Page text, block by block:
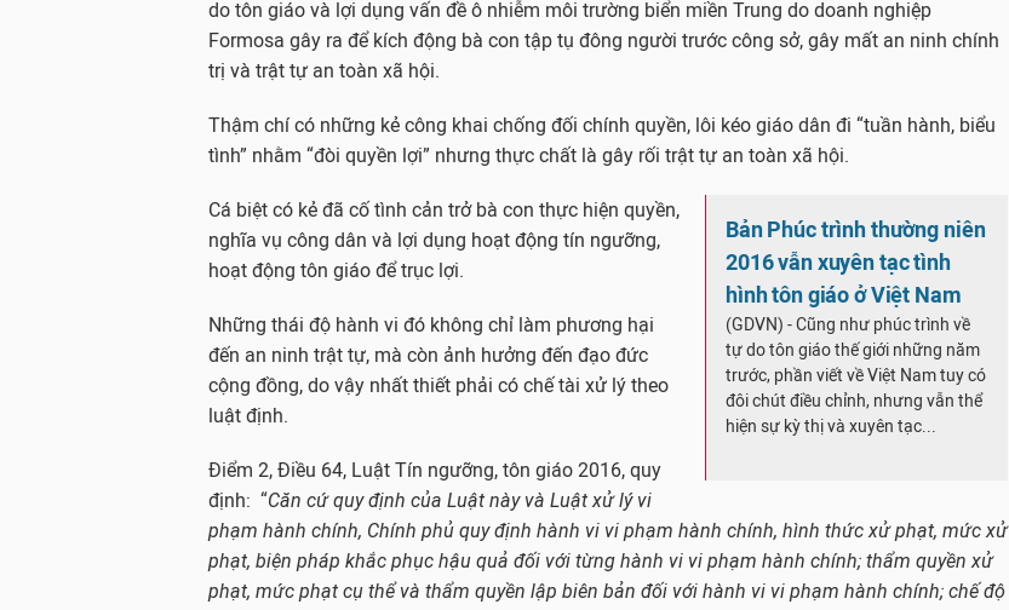
do tôn giáo và lợi dụng vấn đề ô nhiễm môi trường biển miền Trung do doanh nghiệp
Formosa gây ra để kích động bà con tập tụ đông người trước công sở, gây mất an ninh chính
trị và trật tự an toàn xã hội.
Thậm chí có những kẻ công khai chống đối chính quyền, lôi kéo giáo dân đi “tuần hành, biểu
tình” nhằm “đòi quyền lợi” nhưng thực chất là gây rối trật tự an toàn xã hội.
Bản Phúc trình thường niên
2016 vẫn xuyên tạc tình
hình tôn giáo ở Việt Nam
(GDVN) - Cũng như phúc trình về
tự do tôn giáo thế giới những năm
trước, phần viết về Việt Nam tuy có
đôi chút điều chỉnh, nhưng vẫn thể
hiện sự kỳ thị và xuyên tạc...
Cá biệt có kẻ đã cố tình cản trở bà con thực hiện quyền,
nghĩa vụ công dân và lợi dụng hoạt động tín ngưỡng,
hoạt động tôn giáo để trục lợi.
Những thái độ hành vi đó không chỉ làm phương hại
đến an ninh trật tự, mà còn ảnh hưởng đến đạo đức
cộng đồng, do vậy nhất thiết phải có chế tài xử lý theo
luật định.
Điểm 2, Điều 64, Luật Tín ngưỡng, tôn giáo 2016, quy
định: “Căn cứ quy định của Luật này và Luật xử lý vi
phạm hành chính, Chính phủ quy định hành vi vi phạm hành chính, hình thức xử phạt, mức xử
phạt, biện pháp khắc phục hậu quả đối với từng hành vi vi phạm hành chính; thẩm quyền xử
phạt, mức phạt cụ thể và thẩm quyền lập biên bản đối với hành vi vi phạm hành chính; chế độ
h
t
h
ư
g
n
i
n
0
1
ẫ
x
u
ạ
c
ì
n
h
h
t
h
ư
g
n
i
n
0
1
ẫ
x
u
ạ
c
ì
n
h
h
t
h
ư
g
n
i
n
0
1
ẫ
x
u
ạ
c
ì
n
h